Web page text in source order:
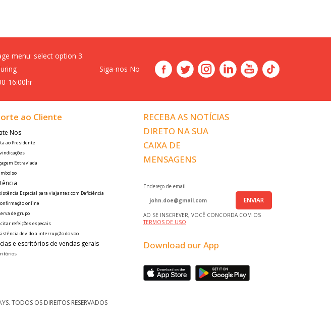
menu: select option 3.
16:00hr
Siga-nos No
ao Cliente
Nos
ao Presidente
Extraviada
Especial para viajantes com Deficiência
online
de grupo
refeições especais
devido a interrupção do voo
e escritórios de vendas gerais
RECEBA AS NOTÍCIAS
DIRETO NA SUA
CAIXA DE
MENSAGENS
Endereço de email
ENVIAR
AO SE INSCREVER, VOCÊ CONCORDA COM OS
TERMOS DE USO
Download our App
TODOS OS DIREITOS RESERVADOS